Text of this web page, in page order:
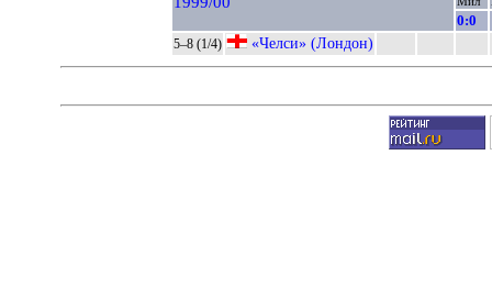
0:0
5–8 (1/4) «Челси» (Лондон)